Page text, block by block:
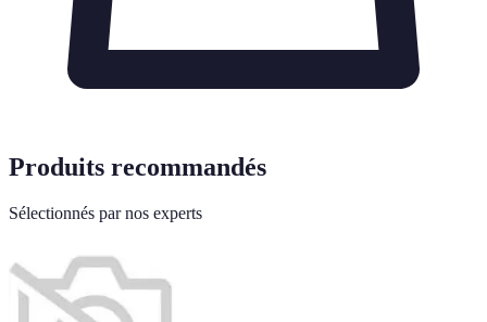
Produits recommandés
Sélectionnés par nos experts